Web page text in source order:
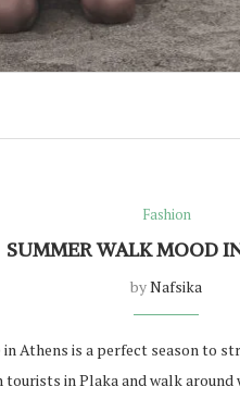
Fashion
SUMMER WALK MOOD
byNafsika
in Athens is a perfect season to
in Plaka and walk around